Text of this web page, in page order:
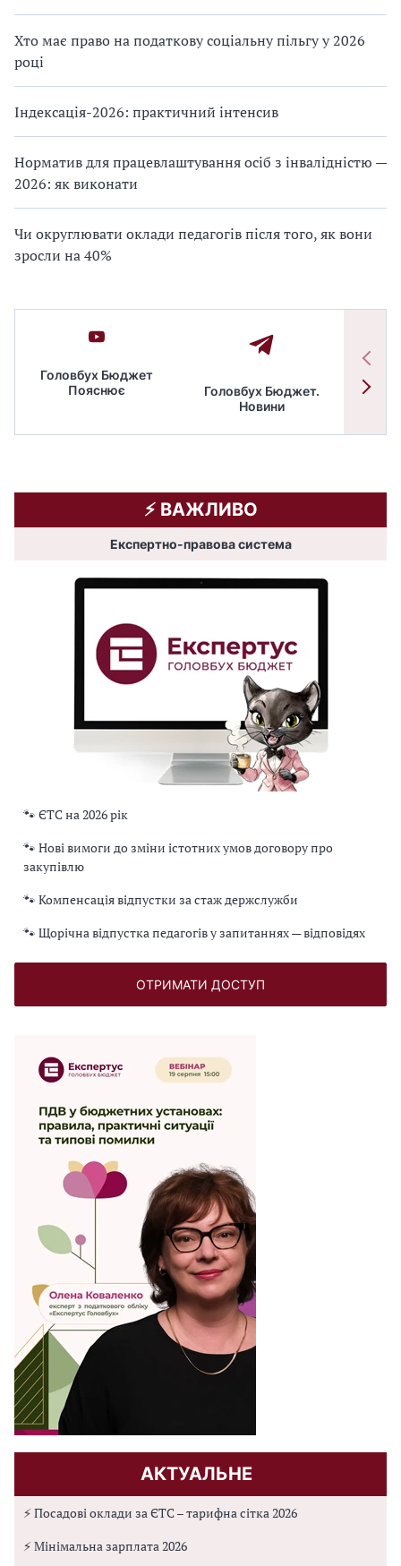
Хто має право на податкову соціальну пільгу у 2026
році
Індексація-2026: практичний інтенсив
Норматив для працевлаштування осіб з інвалідністю —
2026: як виконати
Чи округлювати оклади педагогів після того, як вони
зросли на 40%
Головбух Бюджет
Пояснює
Головбух Бюджет.
Новини
⚡️ ВАЖЛИВО
Експертно-правова система
🐾 ЄТС на 2026 рік
🐾 Нові вимоги до зміни істотних умов договору про
закупівлю
🐾 Компенсація відпустки за стаж держслужби
🐾 Щорічна відпустка педагогів у запитаннях — відповідях
ОТРИМАТИ ДОСТУП
АКТУАЛЬНЕ
⚡ Посадові оклади за ЄТС – тарифна сітка 2026
⚡ Мінімальна зарплата 2026